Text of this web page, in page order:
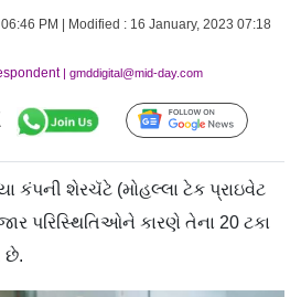
PM | Modified : 16 January, 2023 07:18
| gmddigital@mid-day.com
Follow Us
કંપની શેરચૅટે (મોહલ્લા ટેક પ્રાઇવેટ
પરિસ્થિતિઓને કારણે તેના 20 ટકા
છે.